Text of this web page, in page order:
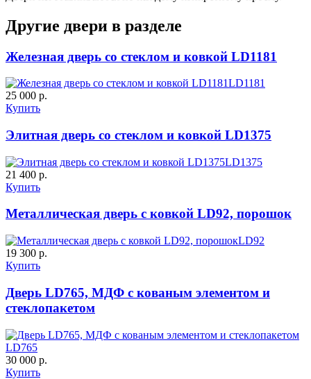
Другие двери в разделе
Железная дверь со стеклом и ковкой LD1181
LD1181
25 000 р.
Купить
Элитная дверь со стеклом и ковкой LD1375
LD1375
21 400 р.
Купить
Металлическая дверь с ковкой LD92, порошок
LD92
19 300 р.
Купить
Дверь LD765, МДФ с кованым элементом и
стеклопакетом
LD765
30 000 р.
Купить